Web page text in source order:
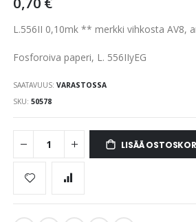
images
L.556II 0,10mk ** merkki vihkosta AV8,
Fosforoiva paperi, L. 556IIyEG
SAATAVUUS: VARASTOSSA
SKU 50578
LISÄÄ